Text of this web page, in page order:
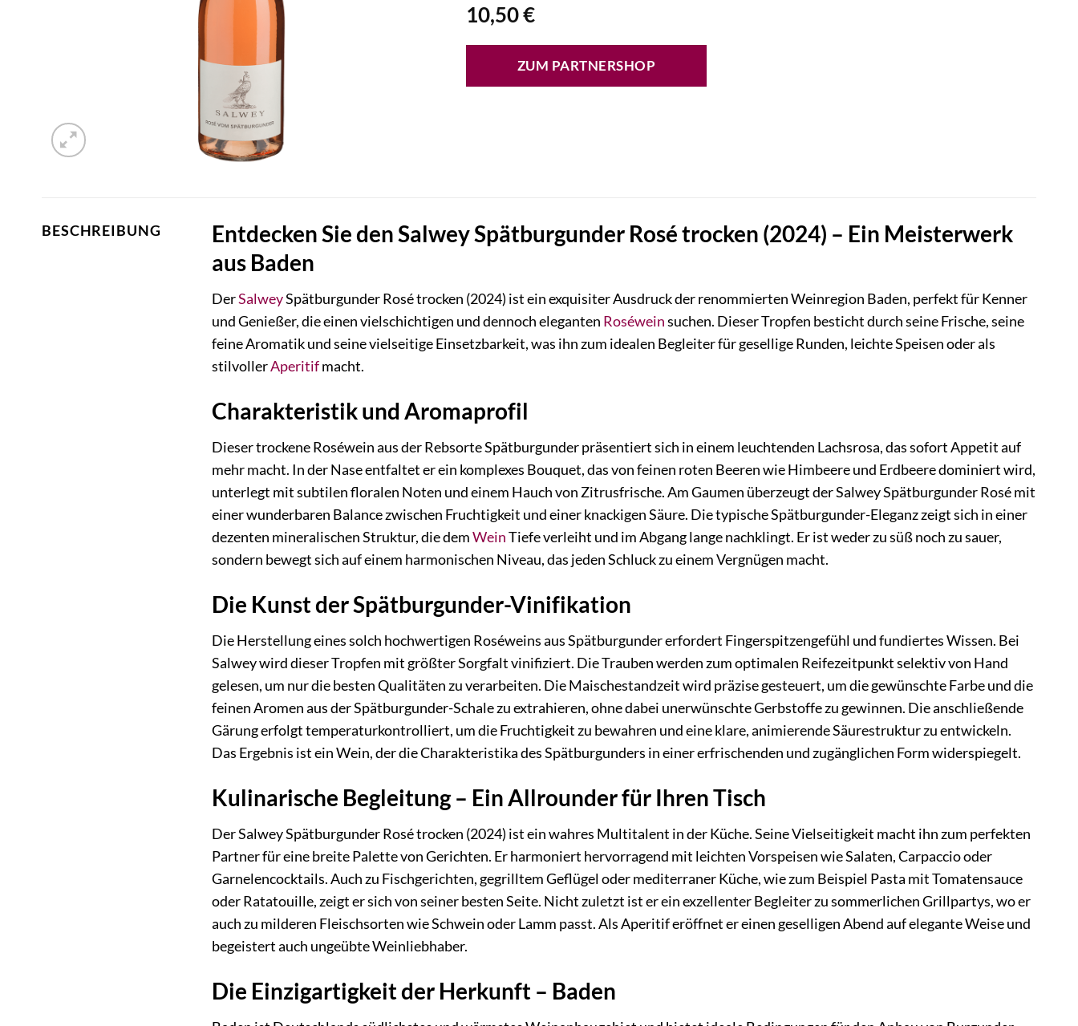
10,50€
ZUM PARTNERSHOP
BESCHREIBUNG
Entdecken Sie den Salwey Spätburgunder Rosé trocken (2024) – Ein Meisterwerk
aus Baden
DerSalweySpätburgunder Rosé trocken (2024) ist ein exquisiter Ausdruck der renommierten Weinregion Baden, perfekt für Kenner
und Genießer, die einen vielschichtigen und dennoch eleganten Roséweinsuchen. Dieser Tropfen besticht durch seine Frische, seine
feine Aromatik und seine vielseitige Einsetzbarkeit, was ihn zum idealen Begleiter für gesellige Runden, leichte Speisen oder als
stilvollerAperitifmacht.
Charakteristik und Aromaprofil
Dieser trockene Roséwein aus der Rebsorte Spätburgunder präsentiert sich in einem leuchtenden Lachsrosa, das sofort Appetit auf
mehr macht. In der Nase entfaltet er ein komplexes Bouquet, das von feinen roten Beeren wie Himbeere und Erdbeere dominiert wird,
unterlegt mit subtilen floralen Noten und einem Hauch von Zitrusfrische. Am Gaumen überzeugt der Salwey Spätburgunder Rosé mit
einer wunderbaren Balance zwischen Fruchtigkeit und einer knackigen Säure. Die typische Spätburgunder-Eleganz zeigt sich in einer
dezenten mineralischen Struktur, die demWeinTiefe verleiht und im Abgang lange nachklingt. Er ist weder zu süß noch zu sauer,
sondern bewegt sich auf einem harmonischen Niveau, das jeden Schluck zu einem Vergnügen macht.
Die Kunst der Spätburgunder-Vinifikation
Die Herstellung eines solch hochwertigen Roséweins aus Spätburgunder erfordert Fingerspitzengefühl und fundiertes Wissen. Bei
Salwey wird dieser Tropfen mit größter Sorgfalt vinifiziert. Die Trauben werden zum optimalen Reifezeitpunkt selektiv von Hand
gelesen, um nur die besten Qualitäten zu verarbeiten. Die Maischestandzeit wird präzise gesteuert, um die gewünschte Farbe und die
feinen Aromen aus der Spätburgunder-Schale zu extrahieren, ohne dabei unerwünschte Gerbstoffe zu gewinnen. Die anschließende
Gärung erfolgt temperaturkontrolliert, um die Fruchtigkeit zu bewahren und eine klare, animierende Säurestruktur zu entwickeln.
Das Ergebnis ist ein Wein, der die Charakteristika des Spätburgunders in einer erfrischenden und zugänglichen Form widerspiegelt.
Kulinarische Begleitung – Ein Allrounder für Ihren Tisch
Der Salwey Spätburgunder Rosé trocken (2024) ist ein wahres Multitalent in der Küche. Seine Vielseitigkeit macht ihn zum perfekten
Partner für eine breite Palette von Gerichten. Er harmoniert hervorragend mit leichten Vorspeisen wie Salaten, Carpaccio oder
Garnelencocktails. Auch zu Fischgerichten, gegrilltem Geflügel oder mediterraner Küche, wie zum Beispiel Pasta mit Tomatensauce
oder Ratatouille, zeigt er sich von seiner besten Seite. Nicht zuletzt ist er ein exzellenter Begleiter zu sommerlichen Grillpartys, wo er
auch zu milderen Fleischsorten wie Schwein oder Lamm passt. Als Aperitif eröffnet er einen geselligen Abend auf elegante Weise und
begeistert auch ungeübte Weinliebhaber.
Die Einzigartigkeit der Herkunft – Baden